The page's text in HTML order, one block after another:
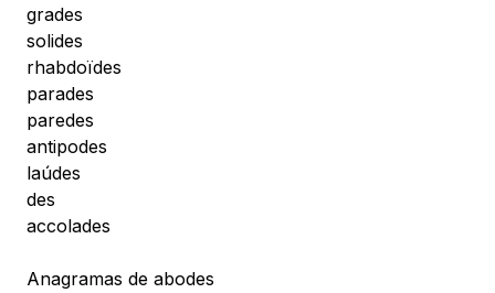
grades
solides
rhabdoïdes
parades
paredes
antipodes
laúdes
des
accolades
Anagramas de abodes